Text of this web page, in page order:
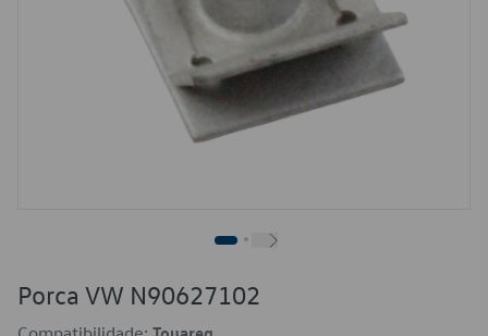
Porca VW N90627102